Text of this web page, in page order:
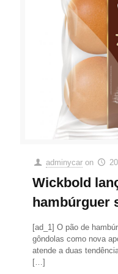
adminycar on
Wickbold
hambúrguer
[ad_1] O pão de
gôndolas como nova
atende a duas
[…]